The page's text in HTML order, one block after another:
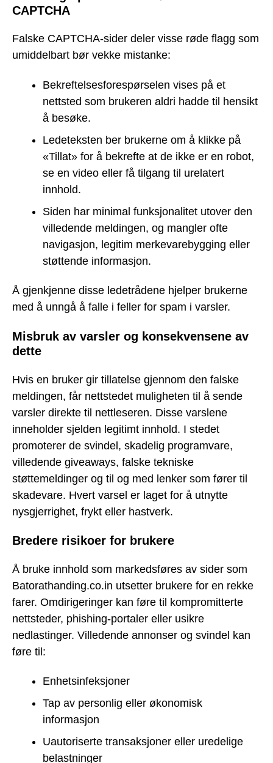
CAPTCHA
Falske CAPTCHA-sider deler visse røde flagg som
umiddelbart bør vekke mistanke:
Bekreftelsesforespørselen vises på et
nettsted som brukeren aldri hadde til hensikt
å besøke.
Ledeteksten ber brukerne om å klikke på
«Tillat» for å bekrefte at de ikke er en robot,
se en video eller få tilgang til urelatert
innhold.
Siden har minimal funksjonalitet utover den
villedende meldingen, og mangler ofte
navigasjon, legitim merkevarebygging eller
støttende informasjon.
Å gjenkjenne disse ledetrådene hjelper brukerne
med å unngå å falle i feller for spam i varsler.
Misbruk av varsler og konsekvensene av
dette
Hvis en bruker gir tillatelse gjennom den falske
meldingen, får nettstedet muligheten til å sende
varsler direkte til nettleseren. Disse varslene
inneholder sjelden legitimt innhold. I stedet
promoterer de svindel, skadelig programvare,
villedende giveaways, falske tekniske
støttemeldinger og til og med lenker som fører til
skadevare. Hvert varsel er laget for å utnytte
nysgjerrighet, frykt eller hastverk.
Bredere risikoer for brukere
Å bruke innhold som markedsføres av sider som
Batorathanding.co.in utsetter brukere for en rekke
farer. Omdirigeringer kan føre til kompromitterte
nettsteder, phishing-portaler eller usikre
nedlastinger. Villedende annonser og svindel kan
føre til:
Enhetsinfeksjoner
Tap av personlig eller økonomisk
informasjon
Uautoriserte transaksjoner eller uredelige
belastninger